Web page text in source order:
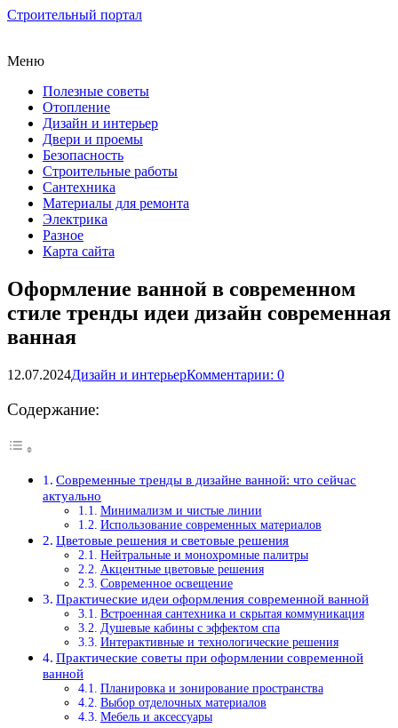
Строительный портал
Меню
Полезные советы
Отопление
Дизайн и интерьер
Двери и проемы
Безопасность
Строительные работы
Сантехника
Материалы для ремонта
Электрика
Разное
Карта сайта
Оформление ванной в современном
стиле тренды идеи дизайн современная
ванная
12.07.2024Дизайн и интерьерКомментарии: 0
Содержание:
Современные тренды в дизайне ванной: что сейчас
актуально
Минимализм и чистые линии
Использование современных материалов
Цветовые решения и световые решения
Нейтральные и монохромные палитры
Акцентные цветовые решения
Современное освещение
Практические идеи оформления современной ванной
Встроенная сантехника и скрытая коммуникация
Душевые кабины с эффектом спа
Интерактивные и технологические решения
Практические советы при оформлении современной
ванной
Планировка и зонирование пространства
Выбор отделочных материалов
Мебель и аксессуары